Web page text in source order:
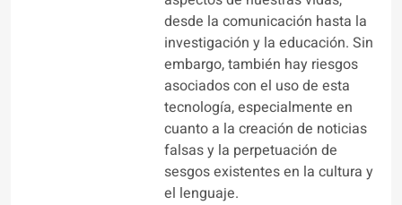
desde la comunicación hasta la
investigación y la educación. Sin
embargo, también hay riesgos
asociados con el uso de esta
tecnología, especialmente en
cuanto a la creación de noticias
falsas y la perpetuación de
sesgos existentes en la cultura y
el lenguaje.